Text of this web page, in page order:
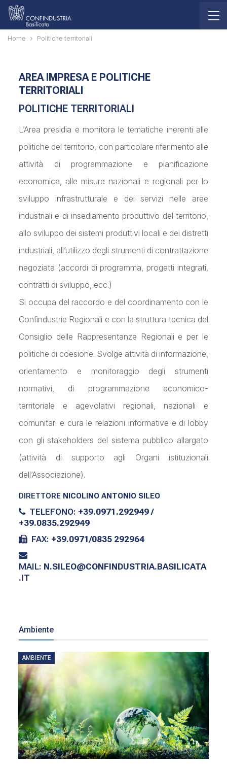
Home Politiche territoriali
AREA IMPRESA E POLITICHE
TERRITORIALI
POLITICHE TERRITORIALI
L’Area presidia e monitora le tematiche inerenti alle
politiche del territorio, con particolare riferimento alle
attività di programmazione e pianificazione
economica, alle misure nazionali e regionali per lo
sviluppo infrastrutturale e dei servizi nelle aree
industriali e di insediamento produttivo del territorio,
allo sviluppo dei sistemi produttivi locali e dei distretti
industriali, all’utilizzo degli strumenti di contrattazione
negoziata (accordi di programma, progetti integrati,
contratti di sviluppo, ecc.)
Si occupa del raccordo e del coordinamento con le
Confindustrie Regionali e con la struttura tecnica del
Consiglio delle Rappresentanze Regionali e per le
politiche di coesione. Svolge attività di informazione,
orientamento e monitoraggio degli strumenti
normativi, di programmazione economico-
territoriale e agevolativi regionali, nazionali e
comunitari e cura le relazioni informative e di lobby
con gli stakeholders del sistema pubblico allargato
(attività di supporto agli Organi istituzionali
dell’Associazione).
DIRETTORE NICOLINO ANTONIO SILEO
TELEFONO: +39.0971.292949 /
+39.0835.292949
FAX: +39.0971/0835 292964
MAIL: N.SILEO@CONFINDUSTRIA.BASILICATA
.IT
Ambiente
AMBIENTE